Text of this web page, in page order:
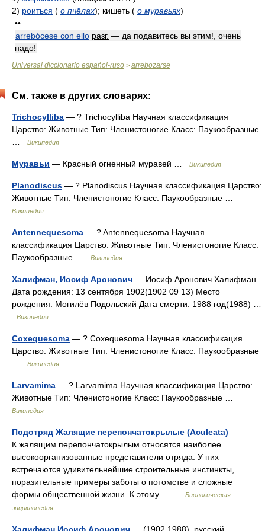
2) роиться ( о пчёлах); кишеть ( о муравьях)
••
arrebócese con ello разг. — да подавитесь вы этим!, очень
надо!
Universal diccionario español-ruso > arrebozarse
См. также в других словарях:
Trichocylliba — ? Trichocylliba Научная классификация
Царство: Животные Тип: Членистоногие Класс: Паукообразные
Википедия
Муравьи — Красный огненный муравей … Википедия
Planodiscus — ? Planodiscus Научная классификация Царство:
Животные Тип: Членистоногие Класс: Паукообразные …
Википедия
Antennequesoma — ? Antennequesoma Научная
классификация Царство: Животные Тип: Членистоногие Класс:
Паукообразные …
Википедия
Халифман, Иосиф Аронович — Иосиф Аронович Халифман
Дата рождения: 13 сентября 1902(1902 09 13) Место
рождения: Могилёв Подольский Дата смерти: 1988 год(1988) …
Википедия
Coxequesoma — ? Coxequesoma Научная классификация
Царство: Животные Тип: Членистоногие Класс: Паукообразные
Википедия
Larvamima — ? Larvamima Научная классификация Царство:
Животные Тип: Членистоногие Класс: Паукообразные …
Википедия
Подотряд Жалящие перепончатокрылые (Aculeata) —
К жалящим перепончатокрылым относятся наиболее
высокоорганизованные представители отряда. У них
встречаются удивительнейшие строительные инстинкты,
поразительные примеры заботы о потомстве и сложные
формы общественной жизни. К этому… …
Биологическая
энциклопедия